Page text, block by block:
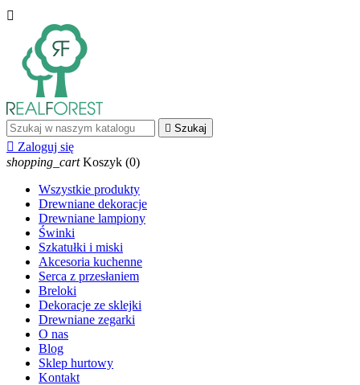

 Szukaj
 Zaloguj się
shopping_cart Koszyk (0)
Wszystkie produkty
Drewniane dekoracje
Drewniane lampiony
Świnki
Szkatułki i miski
Akcesoria kuchenne
Serca z przesłaniem
Breloki
Dekoracje ze sklejki
Drewniane zegarki
O nas
Blog
Sklep hurtowy
Kontakt